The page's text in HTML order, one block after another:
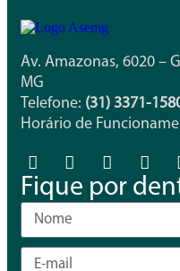
Av. Amazonas, 6020 –
MG
Telefone: (31) 3371-
Horário de
Fique por